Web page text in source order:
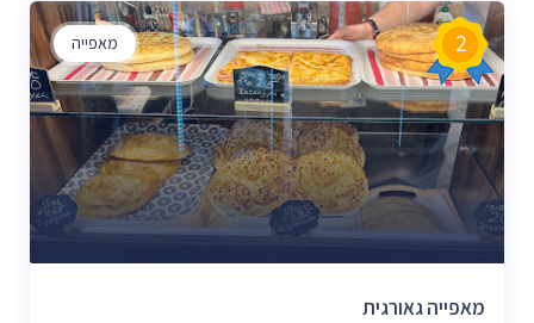
מאפייה 2
מאפייה גאורגית